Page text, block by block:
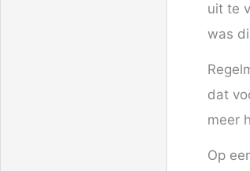
uit te
was
dat
meer
Op